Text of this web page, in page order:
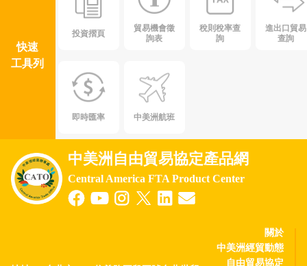
快速
工具列
投資摺頁
貿易機會徵
詢表
稅則稅率查
詢
進出口貿易
查詢
即時匯率 中美洲航班
中美洲自由貿易協定產品網
Central America FTA Product Center
關於
中美洲經貿動態
自由貿易協定